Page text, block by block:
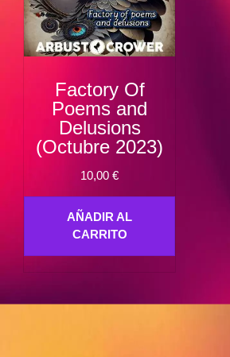
Factory Of
Poems and
Delusions
(Octubre 2023)
10,00€
AÑADIR AL
CARRITO